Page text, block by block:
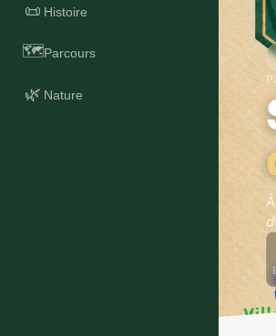
📜 Histoire
🗺️Parcours
🌿 Nature